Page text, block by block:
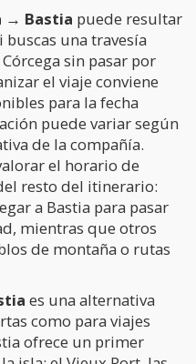
→ Bastia puede resultar
una travesía
sin pasar por
el viaje conviene
para la fecha
puede variar según
de la compañía.
el horario de
resto del itinerario:
a Bastia para pasar
mientras que otros
de montaña o rutas
es una alternativa
como para viajes
ofrece un primer